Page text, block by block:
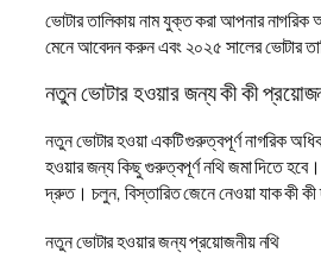
ভোটার তালিকায় নাম যুক্ত করা আপনার
মেনে আবেদন করুন এবং ২০২৫ সালের ভোটার
নতুন ভোটার হওয়ার জন্য কী কী
নতুন ভোটার হওয়া একটি গুরুত্বপূর্ণ নাগরিক
হওয়ার জন্য কিছু গুরুত্বপূর্ণ নথি জমা দিতে
দ্রুত। চলুন, বিস্তারিত জেনে নেওয়া যাক কী কী
নতুন ভোটার হওয়ার জন্য প্রয়োজনীয় নথি